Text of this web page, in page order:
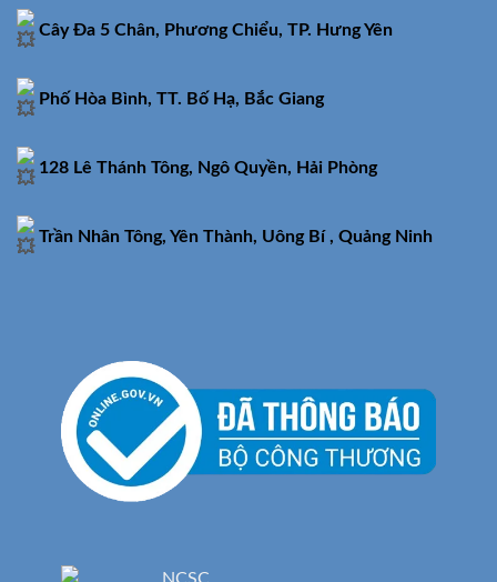
Cây Đa 5 Chân, Phương Chiểu, TP. Hưng Yên
Phố Hòa Bình, TT. Bố Hạ, Bắc Giang
128 Lê Thánh Tông, Ngô Quyền, Hải Phòng
Trần Nhân Tông, Yên Thành, Uông Bí , Quảng Ninh